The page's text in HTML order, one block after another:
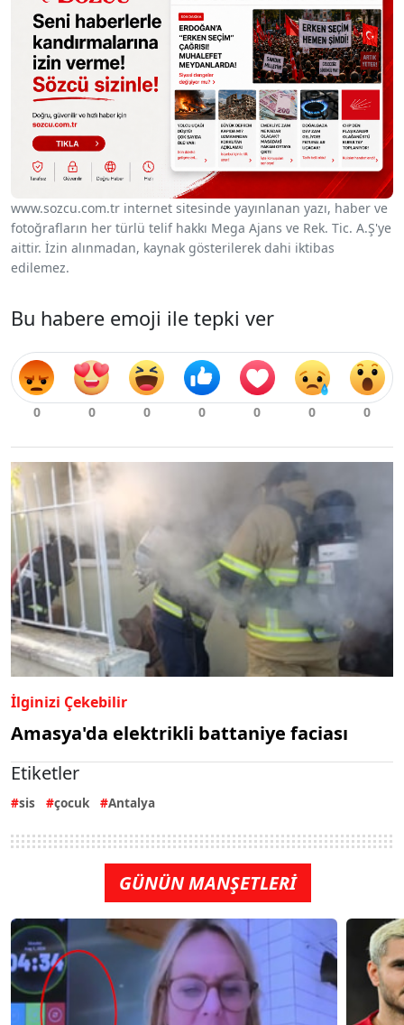
www.sozcu.com.tr internet sitesinde yayınlanan yazı, haber ve
fotoğrafların her türlü telif hakkı Mega Ajans ve Rek. Tic. A.Ş'ye
aittir. İzin alınmadan, kaynak gösterilerek dahi iktibas
edilemez.
Bu habere emoji ile tepki ver
İlginizi Çekebilir
Amasya'da elektrikli battaniye faciası
Etiketler
sis çocuk Antalya
GÜNÜN MANŞETLERİ